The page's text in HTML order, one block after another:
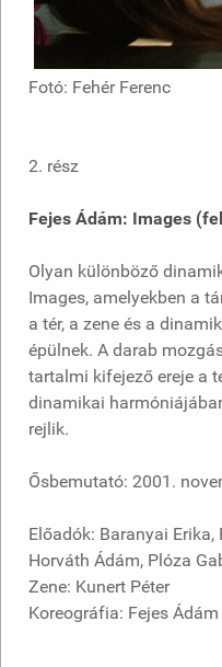
Fotó:
2. rész
Fejes Ádám: Images
Olyan különböző
Images, amelyekben a
a tér, a zene és a
épülnek. A darab
tartalmi kifejező ereje a
dinamikai
rejlik.
Ősbemutató: 2001.
Előadók: Baranyai
Horváth Ádám, Plóza
Zene: Kunert Péter
Koreográfia: Fejes Ádám